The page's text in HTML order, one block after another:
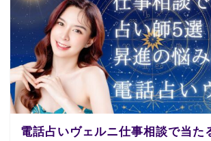
電話占いヴェルニ仕事相談で当た